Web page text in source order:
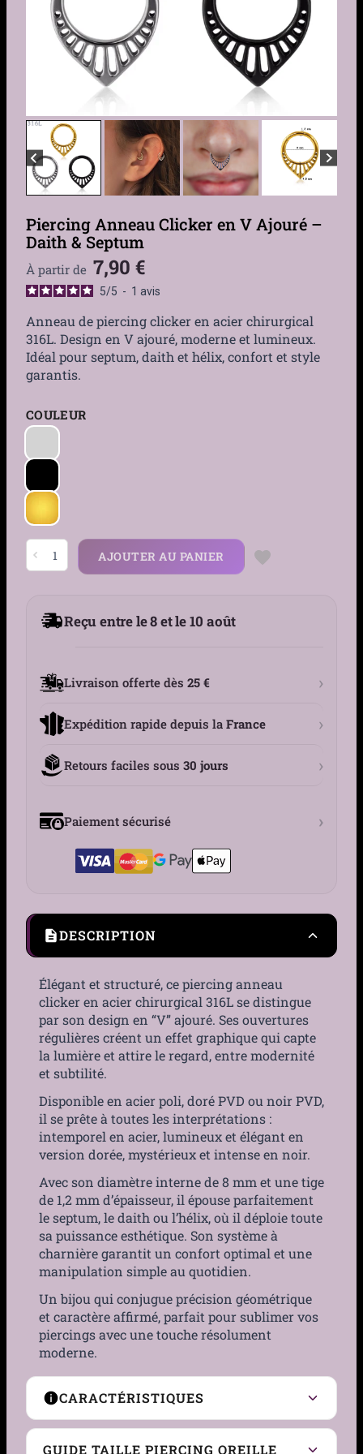
Piercing Anneau Clicker en V Ajouré –
Daith & Septum
À partir de 7,90 €
5/5 - 1 avis
Anneau de piercing clicker en acier chirurgical
316L. Design en V ajouré, moderne et lumineux.
Idéal pour septum, daith et hélix, confort et style
garantis.
COULEUR
quantité
de
Piercing
Septum
AJOUTER AU PANIER
Reçu entre le 8 et le 10 août
Livraison offerte dès 25 € ›
Expédition rapide depuis la France ›
Retours faciles sous 30 jours ›
Paiement sécurisé ›
DESCRIPTION
Élégant et structuré, ce piercing anneau
clicker en acier chirurgical 316L se distingue
par son design en “V” ajouré. Ses ouvertures
régulières créent un effet graphique qui capte
la lumière et attire le regard, entre modernité
et subtilité.
Disponible en acier poli, doré PVD ou noir PVD,
il se prête à toutes les interprétations :
intemporel en acier, lumineux et élégant en
version dorée, mystérieux et intense en noir.
Avec son diamètre interne de 8 mm et une tige
de 1,2 mm d’épaisseur, il épouse parfaitement
le septum, le daith ou l’hélix, où il déploie toute
sa puissance esthétique. Son système à
charnière garantit un confort optimal et une
manipulation simple au quotidien.
Un bijou qui conjugue précision géométrique
et caractère affirmé, parfait pour sublimer vos
piercings avec une touche résolument
moderne.
CARACTÉRISTIQUES
Type de Piercing Anneau à charnière
GUIDE TAILLE PIERCING OREILLE